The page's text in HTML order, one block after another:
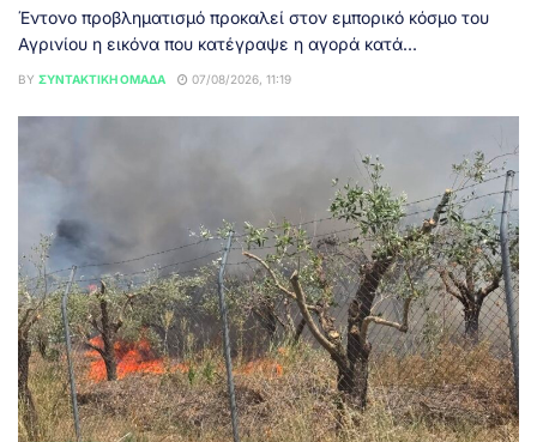
Έντονο προβληματισμό προκαλεί στον εμπορικό κόσμο του
Αγρινίου η εικόνα που κατέγραψε η αγορά κατά...
BY ΣΥΝΤΑΚΤΙΚΉ ΟΜΆΔΑ 07/08/2026, 11:19